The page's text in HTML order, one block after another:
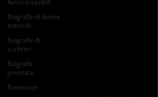
Amori possibili
Biografie di donne
notevoli
Biografie di
scrittori
Biografie
premiate
Benessere